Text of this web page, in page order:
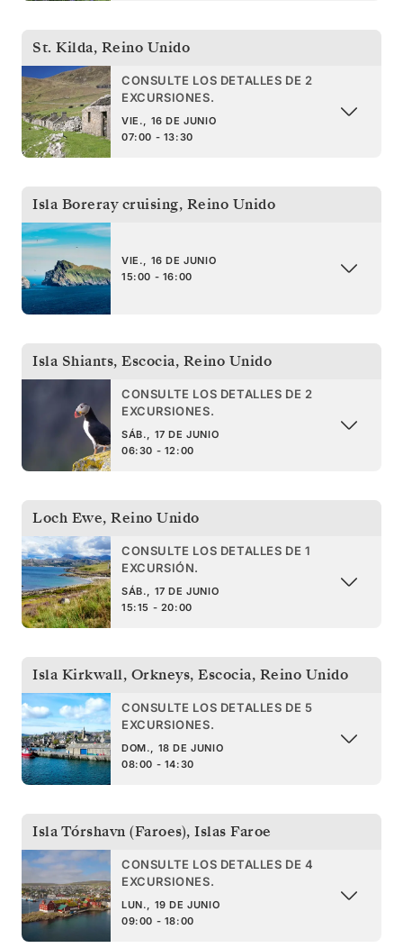
St. Kilda, Reino Unido
CONSULTE LOS DETALLES DE 2
EXCURSIONES.
VIE., 16 DE JUNIO
07:00 - 13:30
Isla Boreray cruising, Reino Unido
VIE., 16 DE JUNIO
15:00 - 16:00
Isla Shiants, Escocia, Reino Unido
CONSULTE LOS DETALLES DE 2
EXCURSIONES.
SÁB., 17 DE JUNIO
06:30 - 12:00
Loch Ewe, Reino Unido
CONSULTE LOS DETALLES DE 1
EXCURSIÓN.
SÁB., 17 DE JUNIO
15:15 - 20:00
Isla Kirkwall, Orkneys, Escocia, Reino Unido
CONSULTE LOS DETALLES DE 5
EXCURSIONES.
DOM., 18 DE JUNIO
08:00 - 14:30
Isla Tórshavn (Faroes), Islas Faroe
CONSULTE LOS DETALLES DE 4
EXCURSIONES.
LUN., 19 DE JUNIO
09:00 - 18:00